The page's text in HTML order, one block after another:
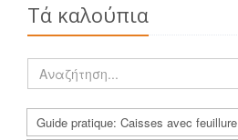
Τά καλούπια
Guide pratique: Caisses avec feuillure